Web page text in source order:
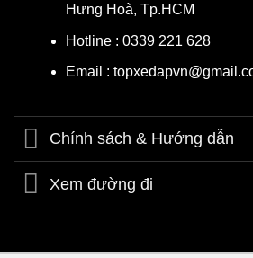
Hưng Hoà, Tp.HCM
Hotline : 0339 221 628
Email :
Chính sách & Hướng dẫn
Xem đường đi